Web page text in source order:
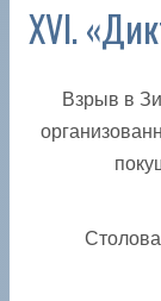
XVI.
Взрыв в